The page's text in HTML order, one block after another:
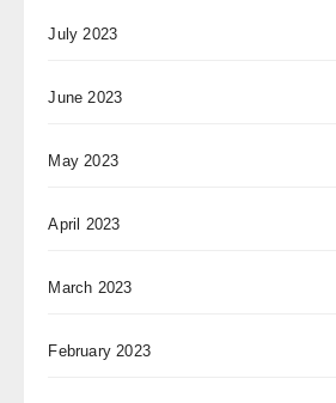
July 2023
June 2023
May 2023
April 2023
March 2023
February 2023